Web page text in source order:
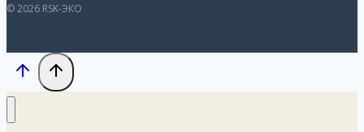
© 2026 RSK-ЭКО